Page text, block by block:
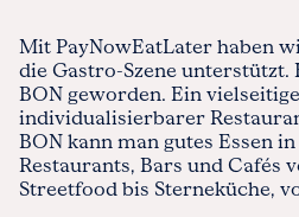
Mit PayNowEatLater haben
die Gastro-Szene unterstützt.
BON geworden. Ein
individualisierbarer
BON kann man gutes Essen
Restaurants, Bars und Cafés
Streetfood bis Sterneküche,